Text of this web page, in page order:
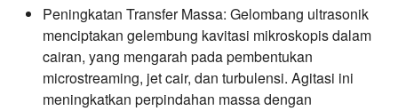
Peningkatan Transfer Massa: Gelombang ultrasonik
menciptakan gelembung kavitasi mikroskopis dalam
cairan, yang mengarah pada pembentukan
microstreaming, jet cair, dan turbulensi. Agitasi ini
meningkatkan perpindahan massa dengan